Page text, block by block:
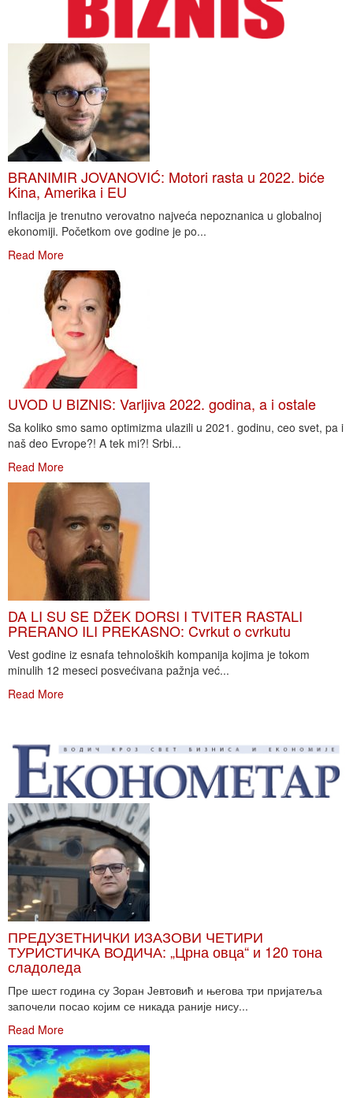
BRANIMIR JOVANOVIĆ: Motori rasta u 2022. biće
Kina, Amerika i EU
Inflacija je trenutno verovatno najveća nepoznanica u globalnoj
ekonomiji. Početkom ove godine je po...
Read More
UVOD U BIZNIS: Varljiva 2022. godina, a i ostale
Sa koliko smo samo optimizma ulazili u 2021. godinu, ceo svet, pa i
naš deo Evrope?! A tek mi?! Srbi...
Read More
DA LI SU SE DŽEK DORSI I TVITER RASTALI
PRERANO ILI PREKASNO: Cvrkut o cvrkutu
Vest godine iz esnafa tehnoloških kompanija kojima je tokom
minulih 12 meseci posvećivana pažnja već...
Read More
ПРЕДУЗЕТНИЧКИ ИЗАЗОВИ ЧЕТИРИ
ТУРИСТИЧКА ВОДИЧА: „Црна овца“ и 120 тона
сладоледа
Пре шест година су Зоран Јевтовић и његова три пријатеља
започели посао којим се никада раније нису...
Read More